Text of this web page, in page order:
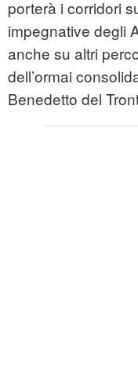
porterà i corridori
impegnative degli
anche su altri
dell’ormai
Benedetto del